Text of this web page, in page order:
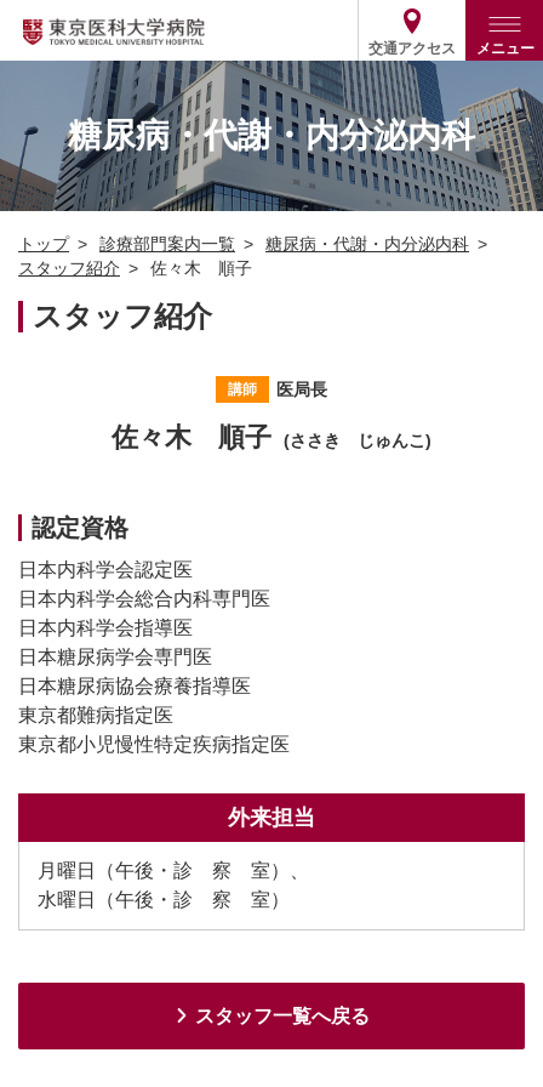
交通アクセス メニュー
トップ
外来・入院案内
外来
入院
患者支援・相談窓口
診療部門案内
診療部門案内一覧
医師・歯科医師等情報検索
病院案内
基本情報
役割・取り組み
医療関係の方
採用関連 ENGLISH
03-3342-6111
糖尿病・代謝・内分泌内科
トップ 診療部門案内一覧
糖尿病・代謝・内分泌内科
スタッフ紹介
佐々木 順子
スタッフ紹介
講師 医局長
佐々木 順子 (ささき じゅんこ)
認定資格
日本内科学会認定医
日本内科学会総合内科専門医
日本内科学会指導医
日本糖尿病学会専門医
日本糖尿病協会療養指導医
東京都難病指定医
東京都小児慢性特定疾病指定医
外来担当
月曜日（午後・診 察 室）、
水曜日（午後・診 察 室）
スタッフ一覧へ戻る